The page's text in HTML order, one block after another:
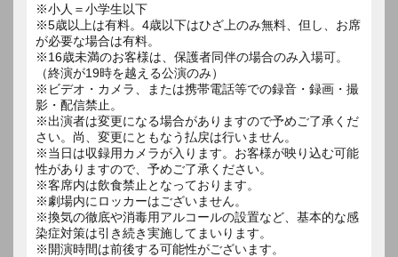
※小人＝小学生以下
※5歳以上は有料。4歳以下はひざ上のみ無料、但し、お席
が必要な場合は有料。
※16歳未満のお客様は、保護者同伴の場合のみ入場可。
（終演が19時を越える公演のみ）
※ビデオ・カメラ、または携帯電話等での録音・録画・撮
影・配信禁止。
※出演者は変更になる場合がありますので予めご了承くだ
さい。尚、変更にともなう払戻は行いません。
※当日は収録用カメラが入ります。お客様が映り込む可能
性がありますので、予めご了承ください。
※客席内は飲食禁止となっております。
※劇場内にロッカーはございません。
※換気の徹底や消毒用アルコールの設置など、基本的な感
染症対策は引き続き実施してまいります。
※開演時間は前後する可能性がございます。